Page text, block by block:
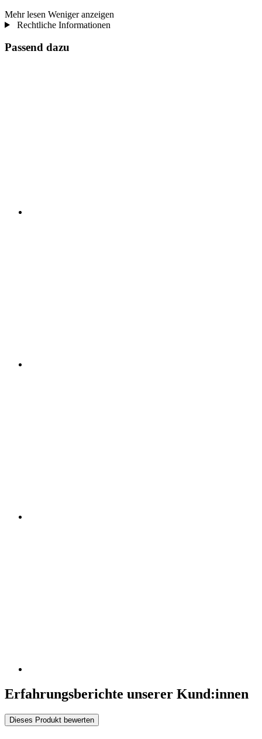
Mehr lesen Weniger anzeigen
Rechtliche Informationen
Passend dazu
Erfahrungsberichte unserer Kund:innen
Dieses Produkt bewerten